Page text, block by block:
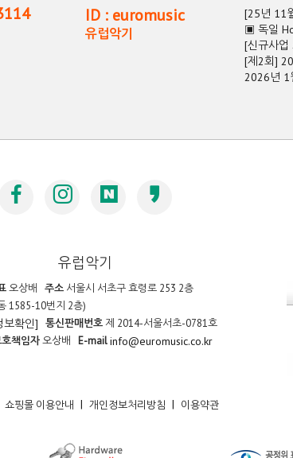
ID : euromusic
유럽악기
[25년 11
▣ 독일
[신규사업
[제2회]
2026년 1
유럽악기
오상배 주소 서울시 서초구 효령로 253 2층
1585-10번지 2층)
보확인] 통신판매번호제 2014-서울서초-0781호
책임자오상배 E-mail info@euromusic.co.kr
쇼핑몰 이용안내 | 개인정보처리방침 | 이용약관